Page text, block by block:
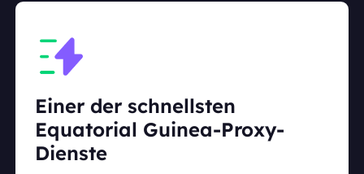
Einer der schnellsten
Equatorial Guinea-Proxy-
Dienste